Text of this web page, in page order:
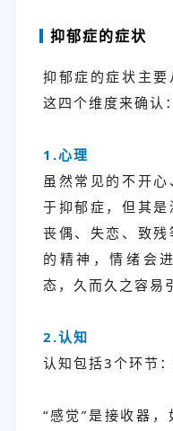
抑郁症的症状
抑郁症的症状主
这四个维度来确认：
1.心理
虽然常见的不开
于抑郁症，但其是
丧偶、失恋、致
的精神，情绪会
态，久而久之容易
2.认知
认知包括3个环节
“感觉”是接收器